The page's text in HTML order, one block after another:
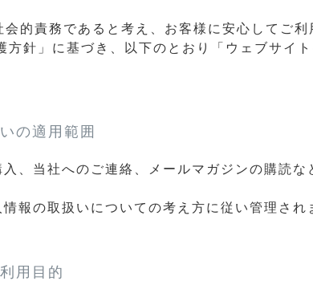
的責務であると考え、お客様に安心してご利
針」に基づき、以下のとおり「ウェブサイ
の適用範囲
、当社へのご連絡、メールマガジンの購読な
報の取扱いについての考え方に従い管理され
用目的